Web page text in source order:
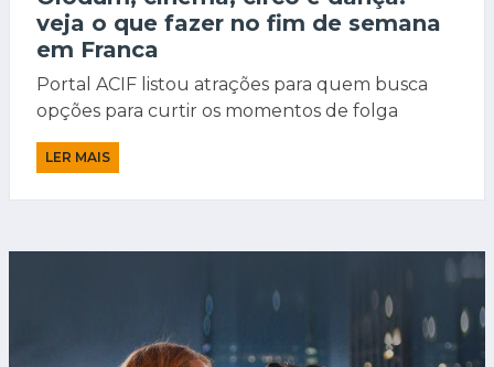
veja o que fazer no fim de semana
em Franca
Portal ACIF listou atrações para quem busca
opções para curtir os momentos de folga
LER MAIS